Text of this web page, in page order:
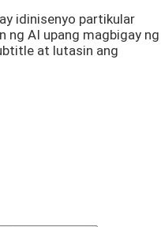
idinisenyo partikular
ng AI upang magbigay ng
at lutasin ang